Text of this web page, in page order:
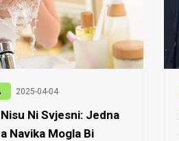
2025-04-04
Ni Svjesni: Jedna
Navika Mogla Bi